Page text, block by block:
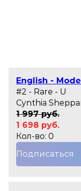
English -
#2 - Rare - U
Cynthia
1 997 руб.
1 698 руб.
Кол-во: 0
Подписаться